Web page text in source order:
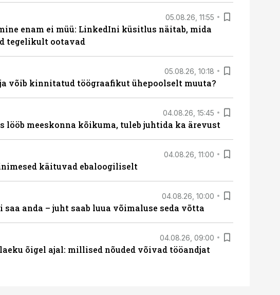
05.08.26, 11:55
enam ei müü: LinkedIni küsitlus näitab, mida
tegelikult ootavad
05.08.26, 10:18
võib kinnitatud töögraafikut ühepoolselt muuta?
04.08.26, 15:45
lööb meeskonna kõikuma, tuleb juhtida ka ärevust
04.08.26, 11:00
käituvad ebaloogiliselt
04.08.26, 10:00
saa anda – juht saab luua võimaluse seda võtta
04.08.26, 09:00
õigel ajal: millised nõuded võivad tööandjat